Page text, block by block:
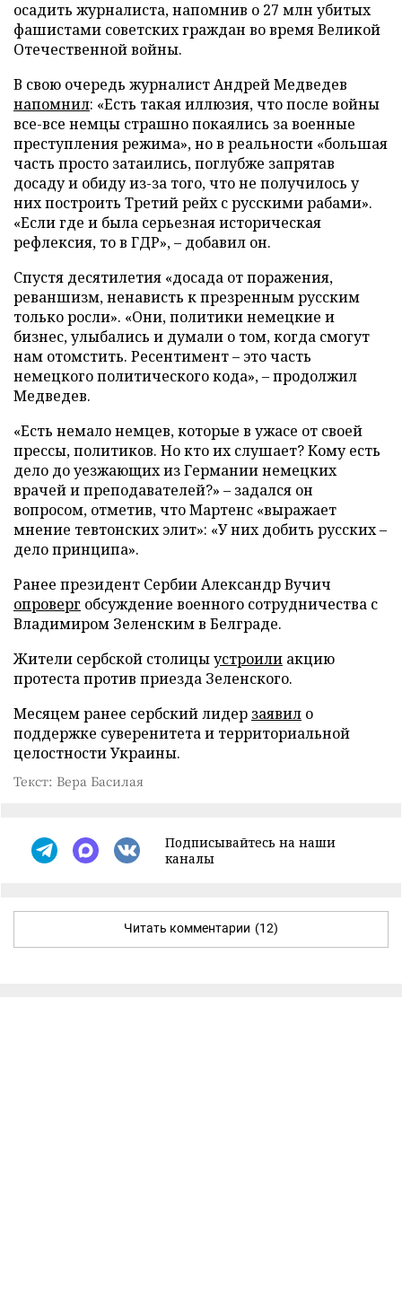
осадить журналиста, напомнив о 27 млн убитых
фашистами советских граждан во время Великой
Отечественной войны.
В свою очередь журналист Андрей Медведев
напомнил: «Есть такая иллюзия, что после войны
все-все немцы страшно покаялись за военные
преступления режима», но в реальности «большая
часть просто затаились, поглубже запрятав
досаду и обиду из-за того, что не получилось у
них построить Третий рейх с русскими рабами».
«Если где и была серьезная историческая
рефлексия, то в ГДР», – добавил он.
Спустя десятилетия «досада от поражения,
реваншизм, ненависть к презренным русским
только росли». «Они, политики немецкие и
бизнес, улыбались и думали о том, когда смогут
нам отомстить. Ресентимент – это часть
немецкого политического кода», – продолжил
Медведев.
«Есть немало немцев, которые в ужасе от своей
прессы, политиков. Но кто их слушает? Кому есть
дело до уезжающих из Германии немецких
врачей и преподавателей?» – задался он
вопросом, отметив, что Мартенс «выражает
мнение тевтонских элит»: «У них добить русских –
дело принципа».
Ранее президент Сербии Александр Вучич
опроверг обсуждение военного сотрудничества с
Владимиром Зеленским в Белграде.
Жители сербской столицыустроили акцию
протеста против приезда Зеленского.
Месяцем ранее сербский лидер заявил о
поддержке суверенитета и территориальной
целостности Украины.
Текст: Вера Басилая
Подписывайтесь на наши
каналы
Читать комментарии (12)